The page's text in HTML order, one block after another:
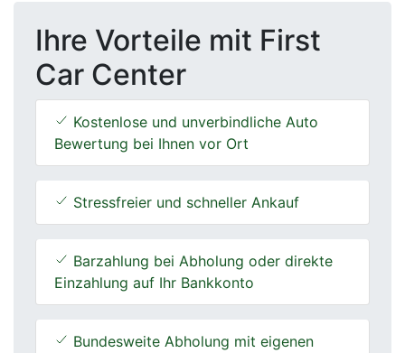
Ihre Vorteile mit First
Car Center
Kostenlose und unverbindliche Auto
Bewertung bei Ihnen vor Ort
Stressfreier und schneller Ankauf
Barzahlung bei Abholung oder direkte
Einzahlung auf Ihr Bankkonto
Bundesweite Abholung mit eigenen